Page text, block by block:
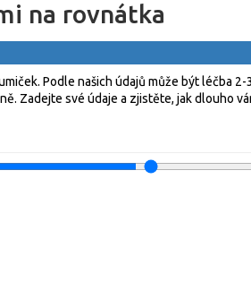
na rovnátka
Podle našich údajů může být léčba 2-
Zadejte své údaje a zjistěte, jak dlouho